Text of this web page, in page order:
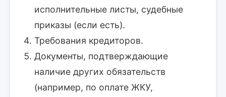
исполнительные листы, судебные
приказы (если есть).
Требования кредиторов.
Документы, подтверждающие
наличие других обязательств
(например, по оплате ЖКУ,